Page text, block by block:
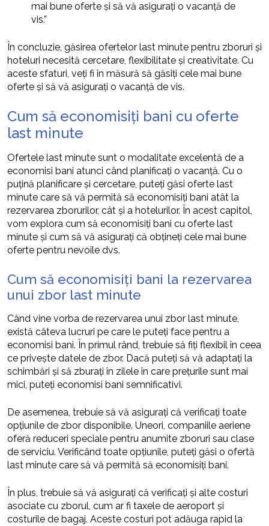
mai bune oferte și să vă asigurați o vacanță de
vis.”
În concluzie, găsirea ofertelor last minute pentru zboruri și
hoteluri necesită cercetare, flexibilitate și creativitate. Cu
aceste sfaturi, veți fi în măsură să găsiți cele mai bune
oferte și să vă asigurați o vacanță de vis.
Cum să economisiți bani cu oferte
last minute
Ofertele last minute sunt o modalitate excelentă de a
economisi bani atunci când planificați o vacanță. Cu o
puțină planificare și cercetare, puteți găsi oferte last
minute care să vă permită să economisiți bani atât la
rezervarea zborurilor, cât și a hotelurilor. În acest capitol,
vom explora cum să economisiți bani cu oferte last
minute și cum să vă asigurați că obțineți cele mai bune
oferte pentru nevoile dvs.
Cum să economisiți bani la rezervarea
unui zbor last minute
Când vine vorba de rezervarea unui zbor last minute,
există câteva lucruri pe care le puteți face pentru a
economisi bani. În primul rând, trebuie să fiți flexibil în ceea
ce privește datele de zbor. Dacă puteți să vă adaptați la
schimbări și să zburați în zilele în care prețurile sunt mai
mici, puteți economisi bani semnificativi.
De asemenea, trebuie să vă asigurați că verificați toate
opțiunile de zbor disponibile. Uneori, companiile aeriene
oferă reduceri speciale pentru anumite zboruri sau clase
de serviciu. Verificând toate opțiunile, puteți găsi o ofertă
last minute care să vă permită să economisiți bani.
În plus, trebuie să vă asigurați că verificați și alte costuri
asociate cu zborul, cum ar fi taxele de aeroport și
costurile de bagaj. Aceste costuri pot adăuga rapid la